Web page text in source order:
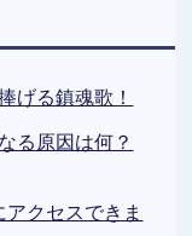
げる鎮魂歌！
る原因は何？
クセスできま